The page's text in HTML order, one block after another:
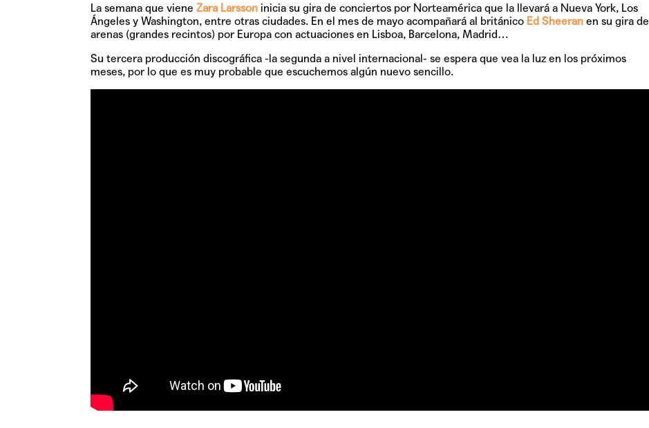
La semana que viene Zara Larssoninicia su gira de conciertos por Norteamérica que la llevará a Nueva York, Los
Ángeles y Washington, entre otras ciudades. En el mes de mayo acompañará al británico Ed Sheeranen su gira de
arenas (grandes recintos) por Europa con actuaciones en Lisboa, Barcelona, Madrid…
Su tercera producción discográfica -la segunda a nivel internacional- se espera que vea la luz en los próximos
meses, por lo que es muy probable que escuchemos algún nuevo sencillo.